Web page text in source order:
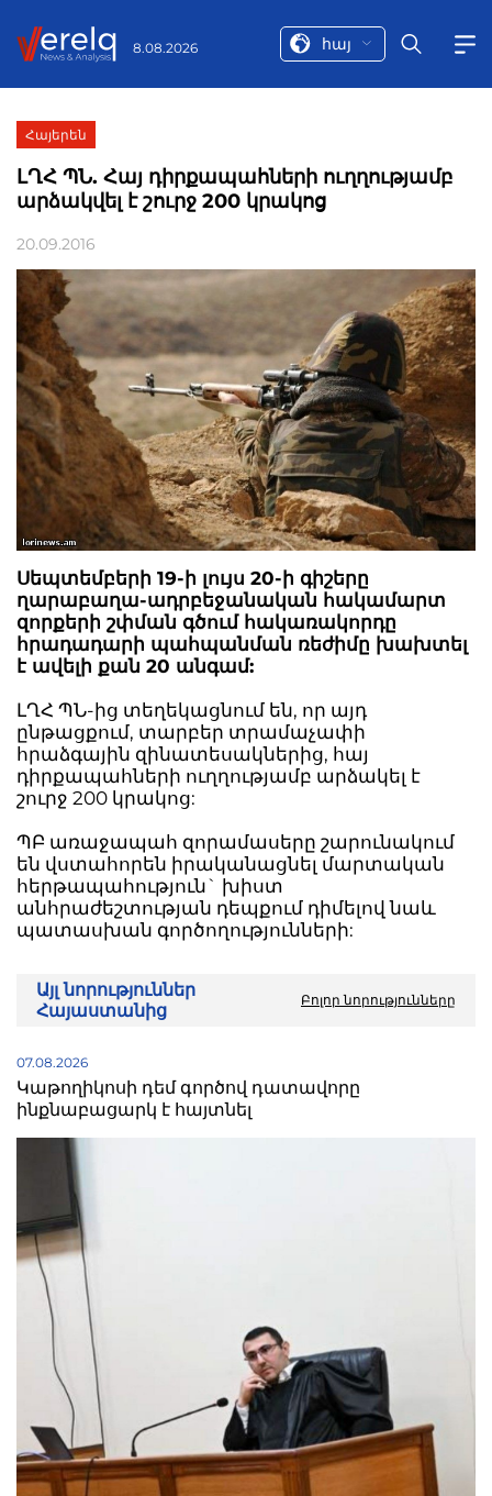
8.08.2026 հայ
Հայերեն
ԼՂՀ ՊՆ. Հայ դիրքապահների ուղղությամբ
արձակվել է շուրջ 200 կրակոց
20.09.2016
Սեպտեմբերի 19-ի լույս 20-ի գիշերը
ղարաբաղա-ադրբեջանական հակամարտ
զորքերի շփման գծում հակառակորդը
հրադադարի պահպանման ռեժիմը խախտել
է ավելի քան 20 անգամ:
ԼՂՀ ՊՆ-ից տեղեկացնում են, որ այդ
ընթացքում, տարբեր տրամաչափի
հրաձգային զինատեսակներից, հայ
դիրքապահների ուղղությամբ արձակել է
շուրջ 200 կրակոց:
ՊԲ առաջապահ զորամասերը շարունակում
են վստահորեն իրականացնել մարտական
հերթապահություն` խիստ
անհրաժեշտության դեպքում դիմելով նաև
պատասխան գործողությունների:
Այլ նորություններ
Հայաստանից
Բոլոր նորությունները
07.08.2026
Կաթողիկոսի դեմ գործով դատավորը
ինքնաբացարկ է հայտնել